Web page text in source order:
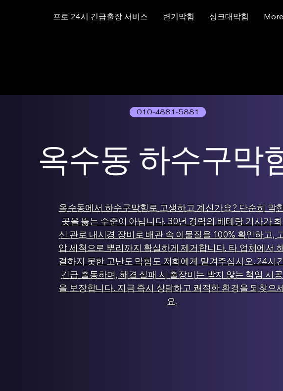
프로 24시 긴급출장 서비스 변기막힘 싱크대막힘 More
01077786631
옥수동 하수구막
옥수동에서 하수구막힘로 고생하고 계신가요? 단순히 막
곳을 뚫는 수준이 아닙니다. 30년 경력의 베테랑 기사가 최
신 관로 내시경 장비로 배관 속 이물질을 100% 확인하고,
압 세척으로 뿌리까지 확실하게 제거합니다. 타 업체에서
결하지 못한 고난도 막힘도 저희에게 맡겨주십시오. 24시
긴급 출동하며, 해결 실패 시 출장비는 받지 않는 책임 시공
을 보장합니다. 지금 즉시 상담하고 쾌적한 환경을 되찾으
요.
010-4881-5881